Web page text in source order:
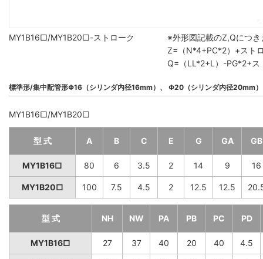
MY1B16□/MY1B20□-ストローク
※外形図記載のZ,Qにつ
Z=（N*4+PC*2）+スト
Q=（LL*2+L）-PG*2+ス
標準形/集中配管形Φ16（シリンダ内径16mm）、 Φ20（シリンダ内径20mm）
MY1B16□/MY1B20□
型 式 A B C E G GA GB
MY1B16□ 80 6 3.5 2 14 9 16
MY1B20□ 100 7.5 4.5 2 12.5 12.5
型 式 NH NW PA PB PC PD
MY1B16□ 27 37 40 20 40 4.5